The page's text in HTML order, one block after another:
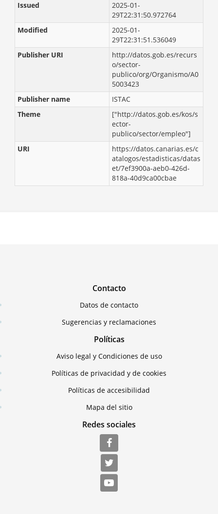
Issued
2025-01-
29T22:31:50.972764
Modified
2025-01-
29T22:31:51.536049
Publisher URI
http://datos.gob.es/recurs
o/sector-
publico/org/Organismo/A0
5003423
Publisher name
ISTAC
Theme
["http://datos.gob.es/kos/s
ector-
publico/sector/empleo"]
URI
https://datos.canarias.es/c
atalogos/estadisticas/datas
et/7ef3900a-aeb0-426d-
818a-40d9ca00cbae
Contacto
Datos de contacto
Sugerencias y reclamaciones
Políticas
Aviso legal y Condiciones de uso
Políticas de privacidad y de cookies
Políticas de accesibilidad
Mapa del sitio
Redes sociales